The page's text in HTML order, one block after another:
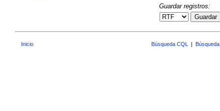
Guardar registros:
Guardar
Inicio Búsqueda CQL